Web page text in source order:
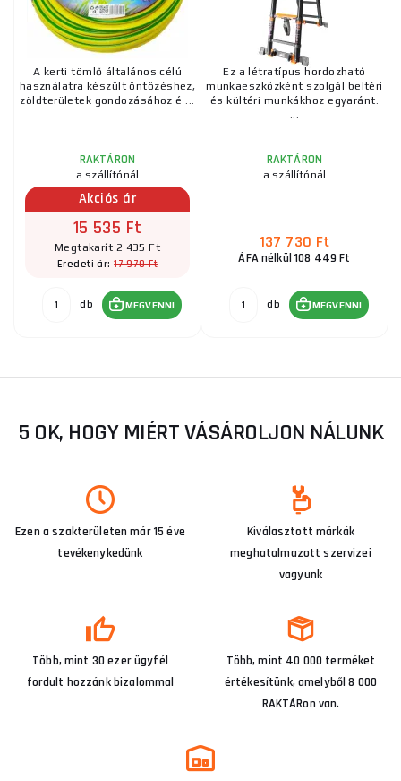
A kerti tömlő általános célú
használatra készült öntözéshez,
zöldterületek gondozásához é ...
RAKTÁRON
a szállítónál
Akciós ár
15 535 Ft
Megtakarít 2 435 Ft
Eredeti ár:17 970 Ft
db MEGVENNI
Ez a létratípus hordozható
munkaeszközként szolgál beltéri
és kültéri munkákhoz egyaránt.
...
RAKTÁRON
a szállítónál
137 730 Ft
ÁFA nélkül 108 449 Ft
db MEGVENNI
5 OK, HOGY MIÉRT VÁSÁROLJON NÁLUNK
Ezen a szakterületen már 15 éve
tevékenykedünk
Kiválasztott márkák
meghatalmazott szervizei
vagyunk
Több, mint 30 ezer ügyfél
fordult hozzánk bizalommal
Több, mint 40 000 terméket
értékesítünk, amelyből 8 000
RAKTÁRon van.